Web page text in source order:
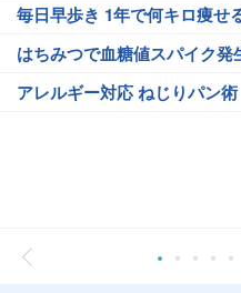
毎日早歩き 1年で何キロ痩せ
はちみつで血糖値スパイク発
アレルギー対応 ねじりパン術